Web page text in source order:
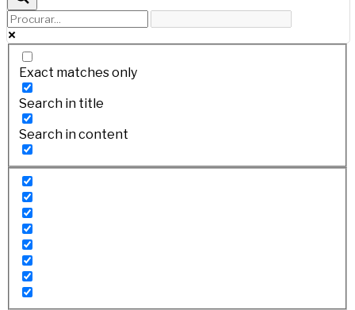
Exact matches only
Search in title
Search in content